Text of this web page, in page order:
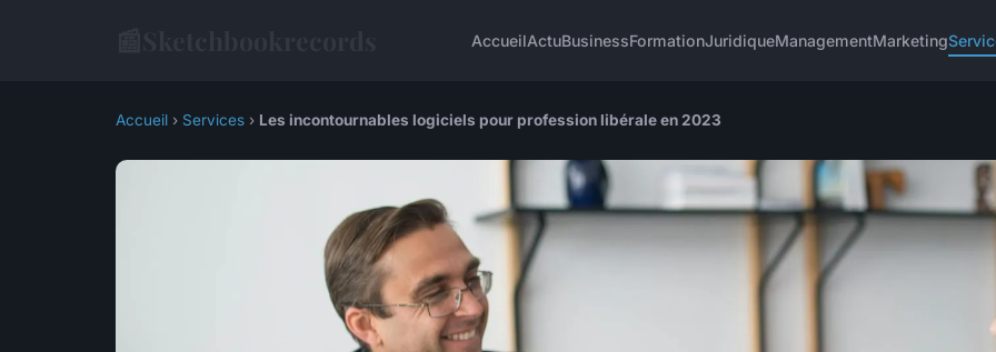
AccueilActuBusinessFormationJuridiqueManagementMarketing
Accueil › Services › Les incontournables logiciels pour profession libérale en 2023